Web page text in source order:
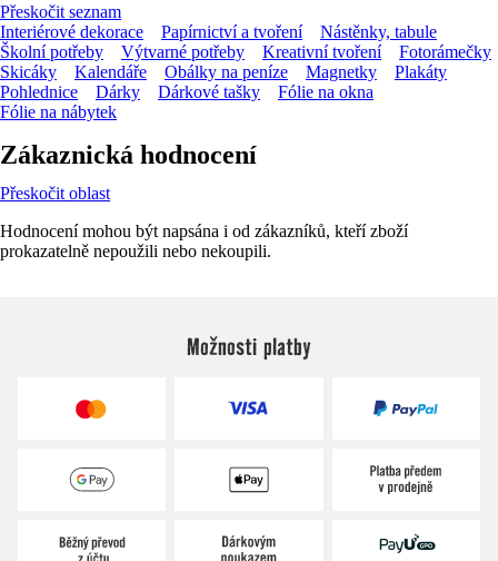
Přeskočit seznam
Interiérové dekorace
Papírnictví a tvoření
Nástěnky, tabule
Školní potřeby
Výtvarné potřeby Kreativní tvoření
Fotorámečky
Skicáky
Kalendáře Obálky na peníze Magnetky
Plakáty
Pohlednice
Dárky Dárkové tašky
Fólie na okna
Fólie na nábytek
Zákaznická hodnocení
Přeskočit oblast
Hodnocení mohou být napsána i od zákazníků, kteří zboží
prokazatelně nepoužili nebo nekoupili.
Možnosti platby